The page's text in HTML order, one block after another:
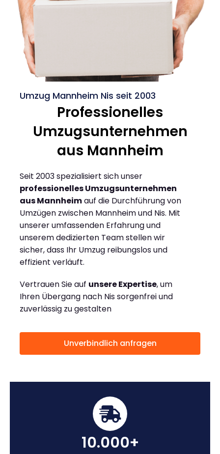
Umzug Mannheim Nis seit 2003
Professionelles
Umzugsunternehmen
aus Mannheim
Seit 2003 spezialisiert sich unser
professionelles Umzugsunternehmen
aus Mannheimauf die Durchführung von
Umzügen zwischen Mannheim und Nis. Mit
unserer umfassenden Erfahrung und
unserem dedizierten Team stellen wir
sicher, dass Ihr Umzug reibungslos und
effizient verläuft.
Vertrauen Sie auf unsere Expertise, um
Ihren Übergang nach Nis sorgenfrei und
zuverlässig zu gestalten
Unverbindlich anfragen
10.000+